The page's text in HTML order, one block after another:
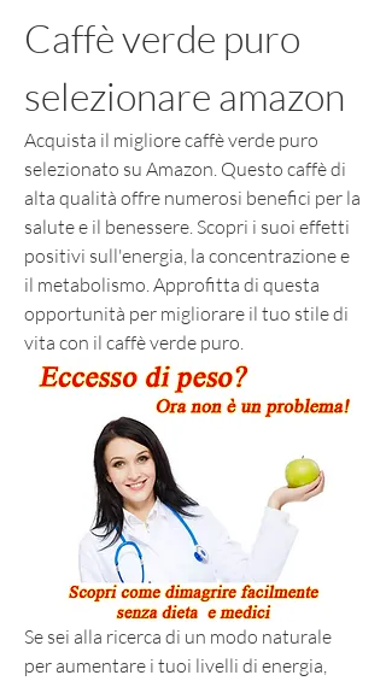
Caffè verde puro
selezionare amazon
Acquista il migliore caffè verde puro
selezionato su Amazon. Questo caffè di
alta qualità offre numerosi benefici per la
salute e il benessere. Scopri i suoi effetti
positivi sull'energia, la concentrazione e
il metabolismo. Approfitta di questa
opportunità per migliorare il tuo stile di
vita con il caffè verde puro.
Se sei alla ricerca di un modo naturale
per aumentare i tuoi livelli di energia,